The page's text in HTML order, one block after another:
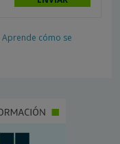
Aprende cómo se